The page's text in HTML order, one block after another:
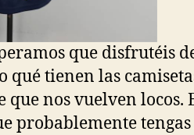
que disfrutéis
qué tienen las
que nos vuelven locos.
probablemente